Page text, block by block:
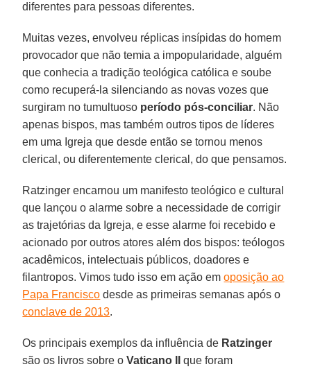
diferentes para pessoas diferentes.
Muitas vezes, envolveu réplicas insípidas do homem
provocador que não temia a impopularidade, alguém
que conhecia a tradição teológica católica e soube
como recuperá-la silenciando as novas vozes que
surgiram no tumultuoso período pós-conciliar. Não
apenas bispos, mas também outros tipos de líderes
em uma Igreja que desde então se tornou menos
clerical, ou diferentemente clerical, do que pensamos.
Ratzinger encarnou um manifesto teológico e cultural
que lançou o alarme sobre a necessidade de corrigir
as trajetórias da Igreja, e esse alarme foi recebido e
acionado por outros atores além dos bispos: teólogos
acadêmicos, intelectuais públicos, doadores e
filantropos. Vimos tudo isso em ação emoposição ao
Papa Francisco desde as primeiras semanas após o
conclave de 2013.
Os principais exemplos da influência de Ratzinger
são os livros sobre oVaticano II
que foram